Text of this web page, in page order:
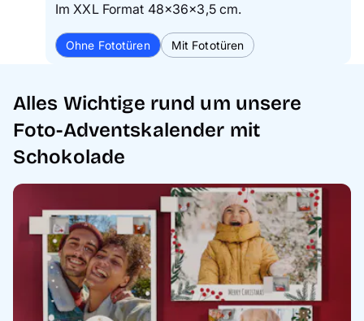
Im XXL Format 48×36×3,5 cm.
Ohne Fototüren Mit Fototüren
Alles Wichtige rund um unsere
Foto-Adventskalender mit
Schokolade